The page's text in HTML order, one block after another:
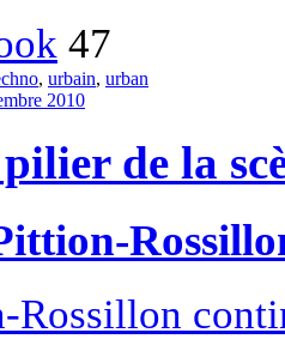
47
, urbain, urban
2010
de la
Rossillon